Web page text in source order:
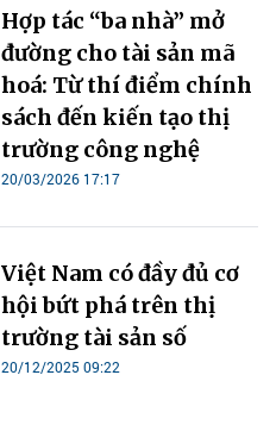
Hợp tác “ba nhà” mở
đường cho tài sản mã
hoá: Từ thí điểm chính
sách đến kiến tạo thị
trường công nghệ
20/03/2026 17:17
Việt Nam có đầy đủ cơ
hội bứt phá trên thị
trường tài sản số
20/12/2025 09:22